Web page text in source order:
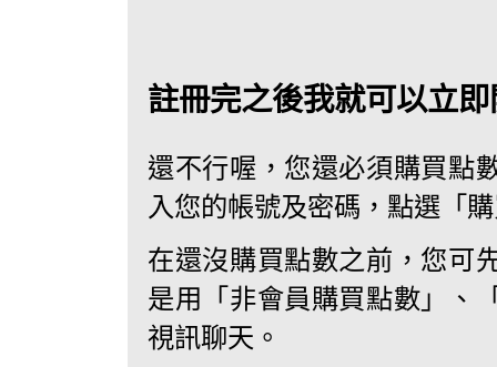
註冊完之後我就可以立
還不行喔，您還必須購買點
入您的帳號及密碼，點選「
在還沒購買點數之前，您可
是用「非會員購買點數」、
視訊聊天。